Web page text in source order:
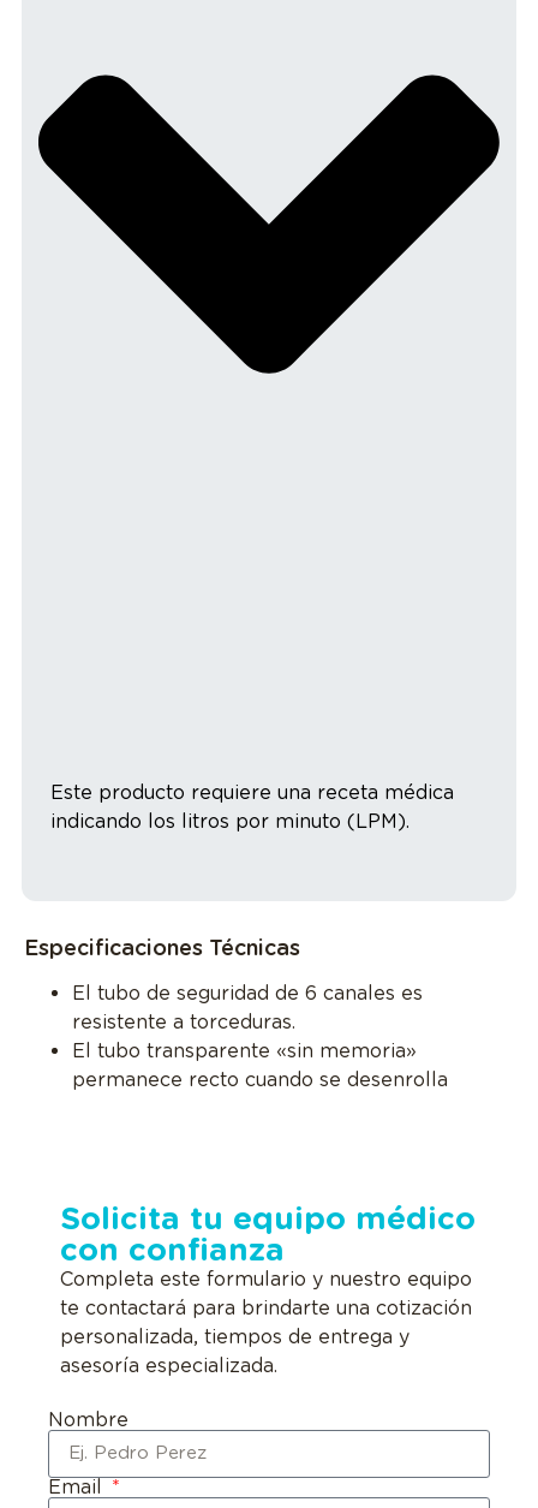
Este producto requiere una receta médica
indicando los litros por minuto (LPM).
Especificaciones Técnicas
El tubo de seguridad de 6 canales es
resistente a torceduras.
El tubo transparente «sin memoria»
permanece recto cuando se desenrolla
Solicita tu equipo médico
con confianza
Completa este formulario y nuestro equipo
te contactará para brindarte una cotización
personalizada, tiempos de entrega y
asesoría especializada.
Nombre
Email